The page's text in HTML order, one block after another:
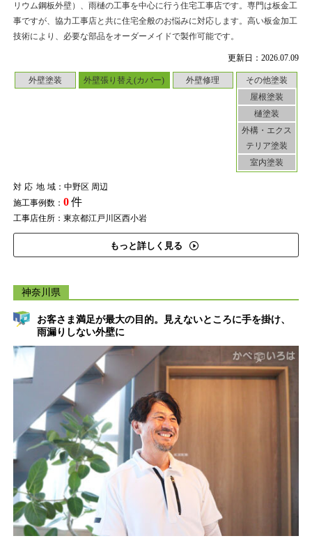
更新日：2026.07.09
外壁塗装 外壁張り替え(カバー) 外壁修理
その他塗装
屋根塗装
樋塗装
外構・エクス
テリア塗装
室内塗装
対応地域：中野区 周辺
施工事例数： 0件
工事店住所：東京都江戸川区西小岩
もっと詳しく見る
リウム鋼板外壁）、雨樋の工事を中心に行う住宅工事店です。専門は板金工
事ですが、協力工事店と共に住宅全般のお悩みに対応します。高い板金加工
技術により、必要な部品をオーダーメイドで製作可能です。
神奈川県
お客さま満足が最大の目的。見えないところに手を掛け、
雨漏りしない外壁に